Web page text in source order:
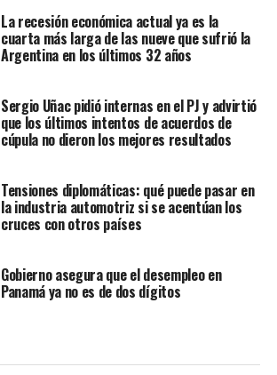
La recesión económica actual ya es la
cuarta más larga de las nueve que sufrió la
Argentina en los últimos 32 años
Sergio Uñac pidió internas en el PJ y advirtió
que los últimos intentos de acuerdos de
cúpula no dieron los mejores resultados
Tensiones diplomáticas: qué puede pasar en
la industria automotriz si se acentúan los
cruces con otros países
Gobierno asegura que el desempleo en
Panamá ya no es de dos dígitos